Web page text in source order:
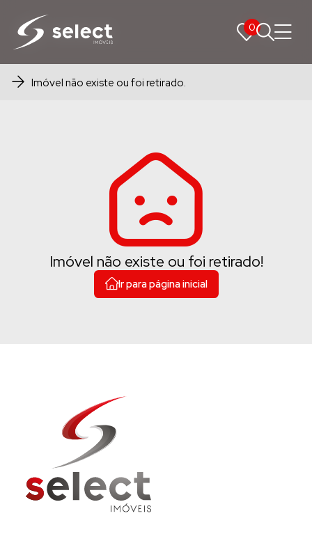
0
0
Imóvel não existe ou foi retirado.
Imóvel não existe ou foi retirado!
Ir para página inicial